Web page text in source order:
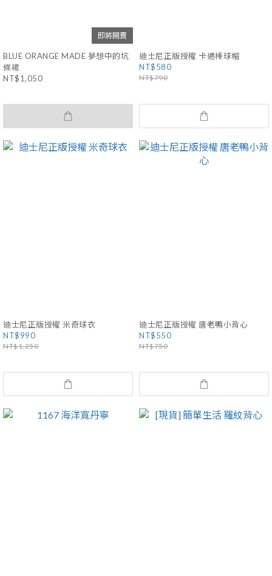
即將開賣
BLUE ORANGE MADE 夢想中的坑
條裙
NT$1,050
迪士尼正版授權 卡通棒球帽
NT$580
NT$790
迪士尼正版授權 米奇球衣
NT$990
NT$1,250
迪士尼正版授權 唐老鴨小背心
NT$550
NT$750